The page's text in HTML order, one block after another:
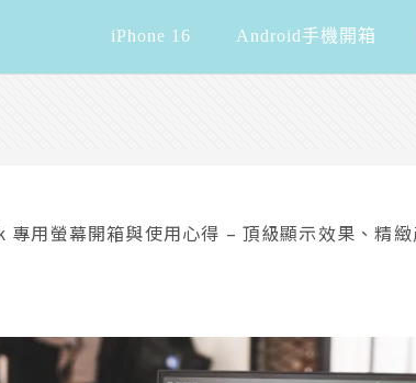
iPhone 16 Android手機開箱
用螢幕開箱與使用心得 – 頂級顯示效果、精